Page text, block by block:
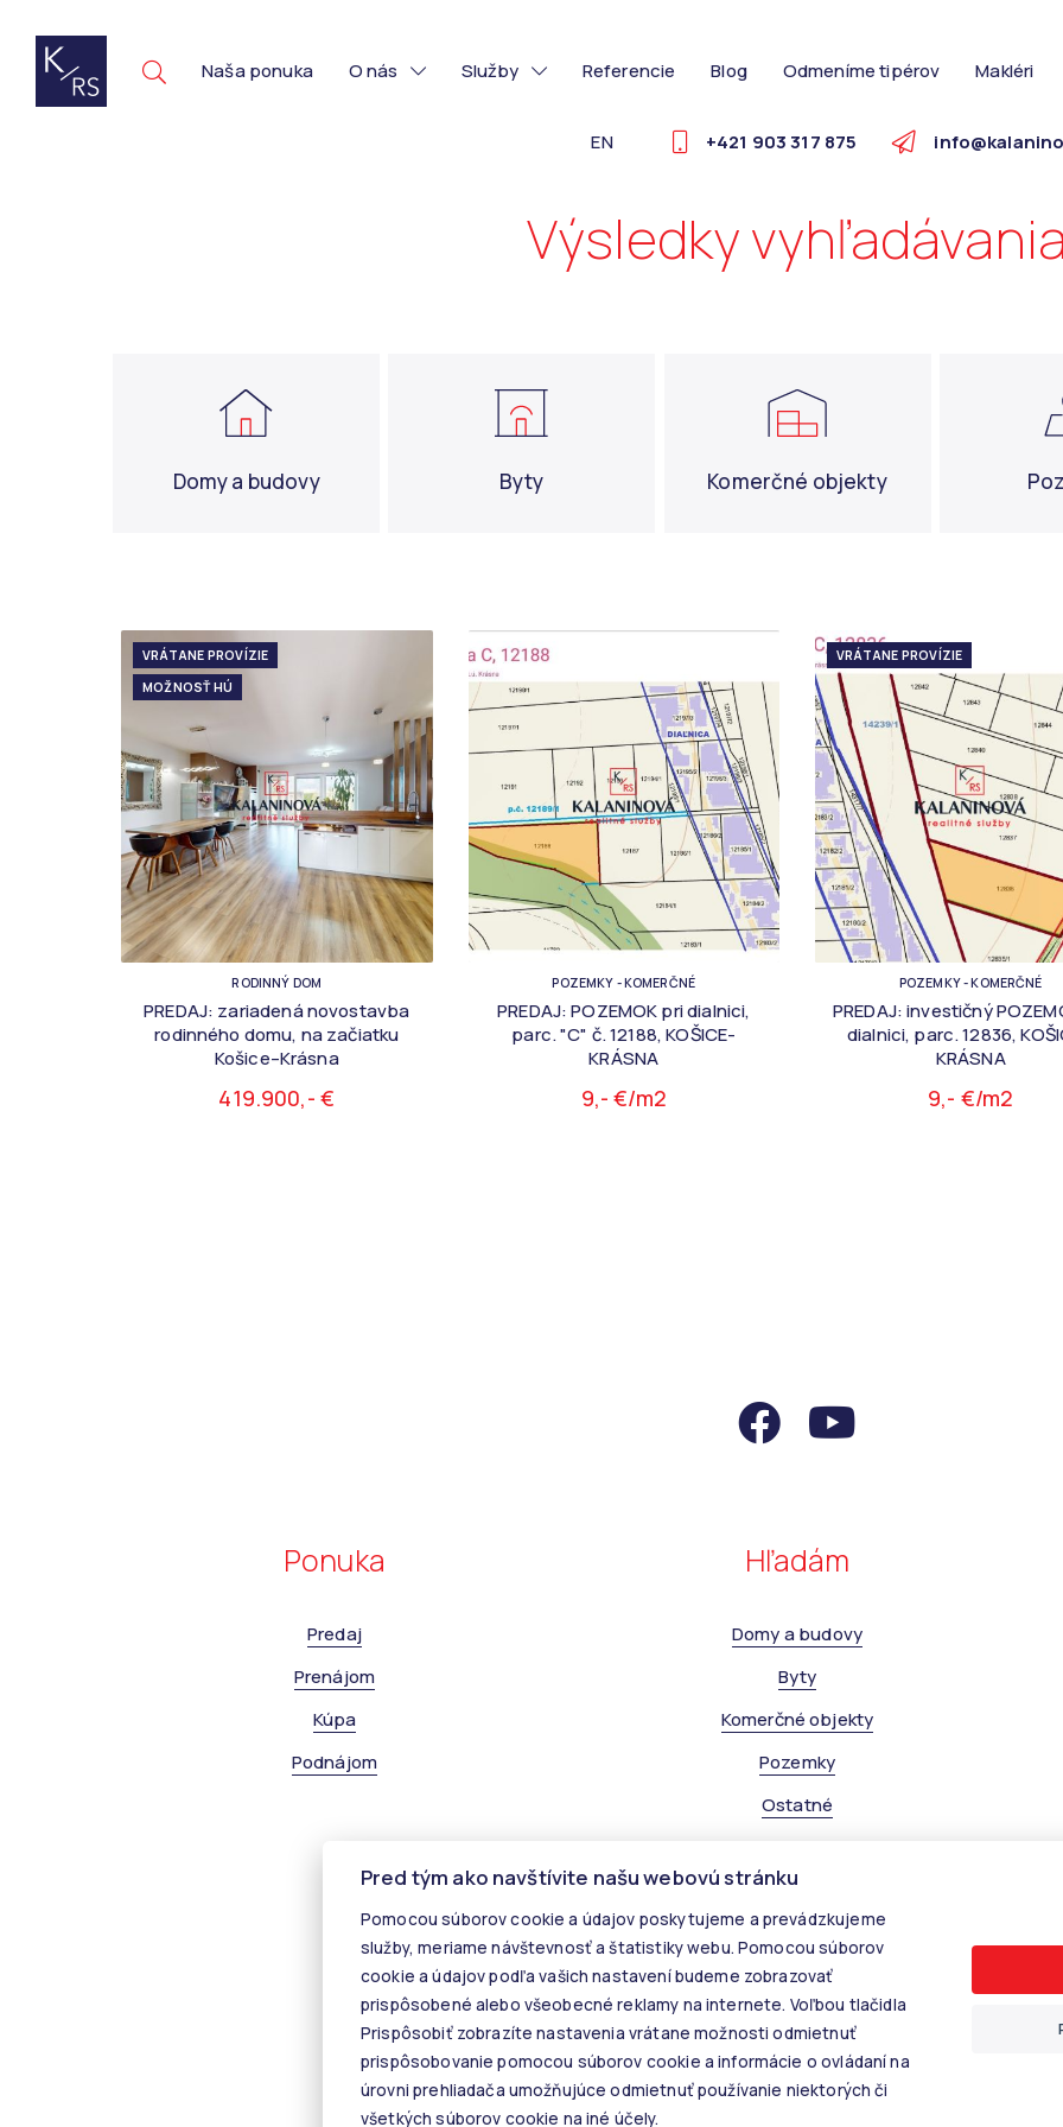
Naša ponuka O nás Služby Referencie Blog Odmeníme tipérov Makléri
EN +421 903 317 875
Výsledky
Domy a budovy Byty Komerčné objekty
VRÁTANE PROVÍZIE
MOŽNOSŤ HÚ
RODINNÝ DOM
PREDAJ: zariadená novostavba
rodinného domu, na začiatku
Košice–Krásna
419.900,- €
POZEMKY - KOMERČNÉ
PREDAJ: POZEMOK pri dialnici,
parc. "C" č. 12188, KOŠICE-
KRÁSNA
9,- €/m2
VRÁTANE PROVÍZIE
POZEMKY - KOMERČNÉ
PREDAJ: investičný
dialnici, parc. 12836,
KRÁSNA
9,- €/m2
Ponuka
Predaj
Prenájom
Kúpa
Podnájom
Hľadám
Domy a budovy
Byty
Komerčné objekty
Pozemky
Ostatné
© 2026 - KALANINOVÁ realitné služby
Rastislavova 60, 040 01 Košice, E-mail: info@kalaninovareality.sk
Informácie o spracúvaní osobných údajov
Nastavenie cookies
Pred tým ako navštívite našu webovú stránku
Pomocou súborov cookie a údajov poskytujeme a prevádzkujeme
služby, meriame návštevnosť a štatistiky webu. Pomocou súborov
cookie a údajov podľa vašich nastavení budeme zobrazovať
prispôsobené alebo všeobecné reklamy na internete. Voľbou tlačidla
Prispôsobiť zobrazíte nastavenia vrátane možnosti odmietnuť
prispôsobovanie pomocou súborov cookie a informácie o ovládaní na
úrovni prehliadača umožňujúce odmietnuť používanie niektorých či
všetkých súborov cookie na iné účely.